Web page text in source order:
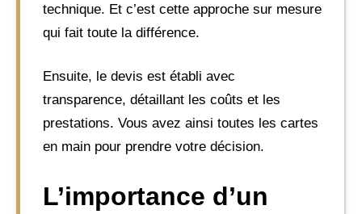
technique. Et c’est cette approche sur mesure
qui fait toute la différence.
Ensuite, le devis est établi avec
transparence, détaillant les coûts et les
prestations. Vous avez ainsi toutes les cartes
en main pour prendre votre décision.
L’importance d’un